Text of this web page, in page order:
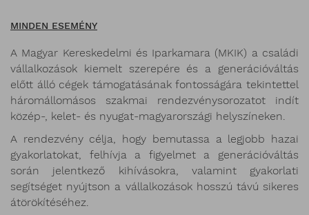
MINDEN ESEMÉNY
A Magyar Kereskedelmi és Iparkamara (MKIK) a családi
vállalkozások kiemelt szerepére és a generációváltás
előtt álló cégek támogatásának fontosságára tekintettel
háromállomásos szakmai rendezvénysorozatot indít
közép-, kelet- és nyugat-magyarországi helyszíneken.
A rendezvény célja, hogy bemutassa a legjobb hazai
gyakorlatokat, felhívja a figyelmet a generációváltás
során jelentkező kihívásokra, valamint gyakorlati
segítséget nyújtson a vállalkozások hosszú távú sikeres
átörökítéséhez.